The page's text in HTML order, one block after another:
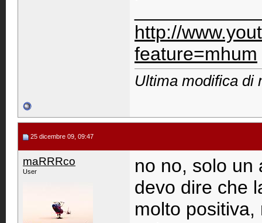
http://
feature=mhum
Ultima modifica di
25 dicembre 09, 09:47
maRRRco
User
no no, solo un
devo dire che
molto